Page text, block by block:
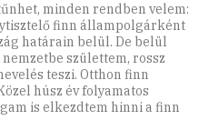
minden rendben velem:
finn állampolgárként
határain belül. De belül
születtem, rossz
teszi. Otthon finn
húsz év folyamatos
is elkezdtem hinni a finn